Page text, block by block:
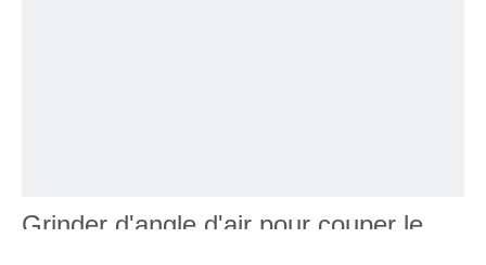
Grinder d'angle d'air pour couper le